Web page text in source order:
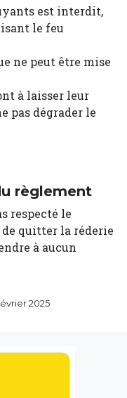
est interdit,
le feu
ne peut être mise
à laisser leur
pas dégrader le
règlement
respecté le
quitter la réderie
à aucun
2025